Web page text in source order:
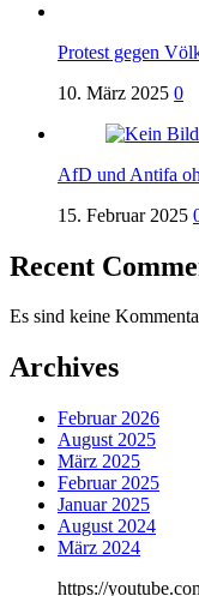
Protest gegen
10. März 2025 0
AfD und Antifa
15. Februar 2025
Recent
Es sind keine
Archives
Februar 2026
August 2025
März 2025
Februar 2025
Januar 2025
August 2024
März 2024
https://